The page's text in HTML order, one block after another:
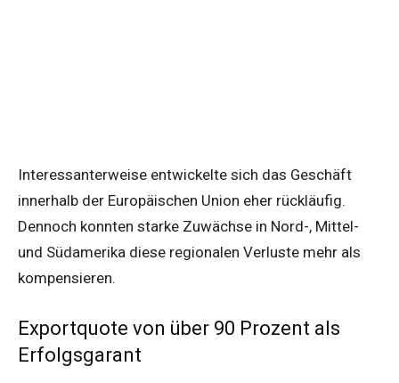
Interessanterweise entwickelte sich das Geschäft
innerhalb der Europäischen Union eher rückläufig.
Dennoch konnten starke Zuwächse in Nord-, Mittel-
und Südamerika diese regionalen Verluste mehr als
kompensieren.
Exportquote von über 90 Prozent als
Erfolgsgarant